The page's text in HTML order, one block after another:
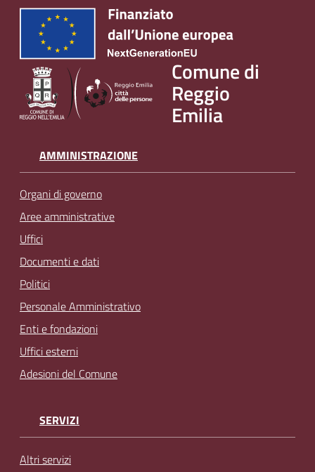
Comune di
Reggio
Emilia
AMMINISTRAZIONE
Organi di governo
Aree amministrative
Uffici
Documenti e dati
Politici
Personale Amministrativo
Enti e fondazioni
Uffici esterni
Adesioni del Comune
SERVIZI
Altri servizi